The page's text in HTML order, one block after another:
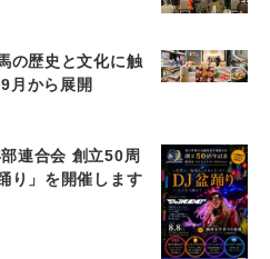
の歴史と文化に触
月から展開
連合会 創立50周
り」を開催します